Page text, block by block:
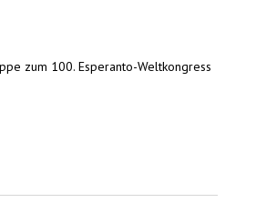
zum 100. Esperanto-Weltkongress